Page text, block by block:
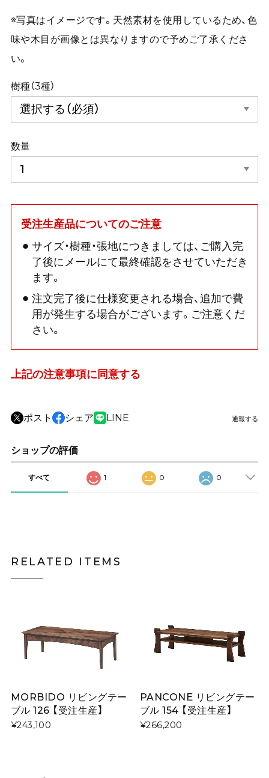
※写真はイメージです。天然素材を使用しているため、色
味や木目が画像とは異なりますので予めご了承くださ
い。
樹種（3種）
数量
受注生産品についてのご注意
サイズ・樹種・張地につきましては、ご購入完
了後にメールにて最終確認をさせていただき
ます。
注文完了後に仕様変更される場合、追加で費
用が発生する場合がございます。ご注意くだ
さい。
上記の注意事項に同意する
ポスト シェア LINE 通報する
ショップの評価
すべて 1 0 0
RELATED ITEMS
MORBIDO リビングテー
ブル 126 【受注生産】
¥243,100
PANCONE リビングテー
ブル 154 【受注生産】
¥266,200